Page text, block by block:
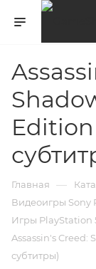
Edition
Главная —
Видеоигры Sony
Игры PlayStation
Assassin's Creed:
субтитры)